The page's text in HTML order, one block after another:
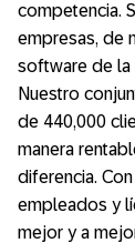
competencia.
empresas, de
software de la
Nuestro
de 440,000
manera
diferencia.
empleados y
mejor y a